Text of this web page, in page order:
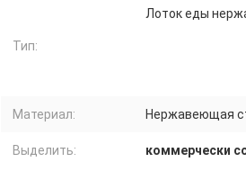
Тип:
Лоток еды
Материал: Нержавеющая
Выделить: коммерчески